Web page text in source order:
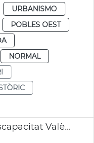
URBANISMO
POBLES OEST
NORMAL
VI Volta a Peu per la Discapacitat València Campanar